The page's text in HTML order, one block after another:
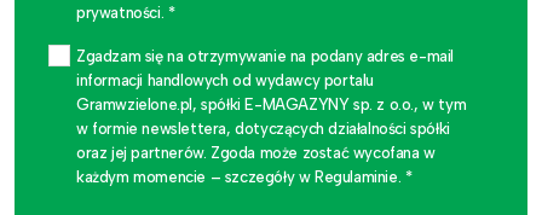
prywatności. *
Zgadzam się na otrzymywanie na podany adres e-mail
informacji handlowych od wydawcy portalu
Gramwzielone.pl, spółki E-MAGAZYNY sp. z o.o., w tym
w formie newslettera, dotyczących działalności spółki
oraz jej partnerów. Zgoda może zostać wycofana w
każdym momencie – szczegóły w Regulaminie. *